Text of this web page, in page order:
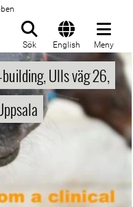
Sök English Meny
Ulls väg 26,